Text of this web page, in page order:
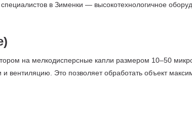
в Зименки — высокотехнологичное
на мелкодисперсные капли размером 10–50
Это позволяет обработать объект